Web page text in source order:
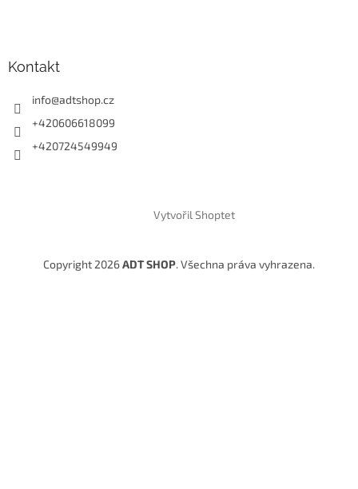
Kontakt
info@adtshop.cz
+420606618099
+420724549949
Vytvořil Shoptet
Copyright 2026ADT SHOP. Všechna práva vyhrazena.